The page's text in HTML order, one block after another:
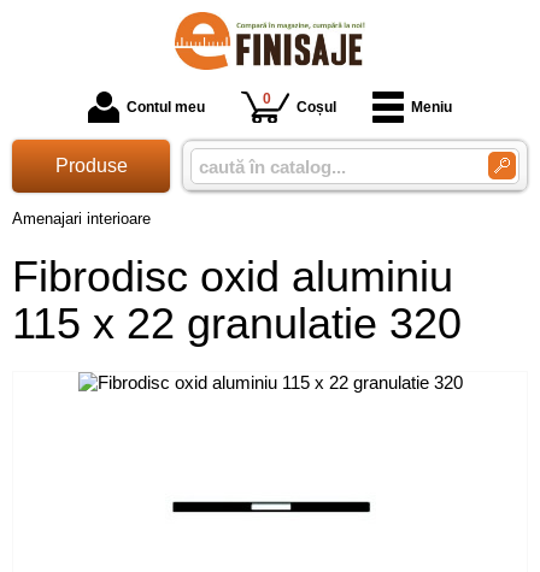
Contul meu 0 Coșul Meniu
Produse
Amenajari interioare
Fibrodisc oxid aluminiu
115 x 22 granulatie 320